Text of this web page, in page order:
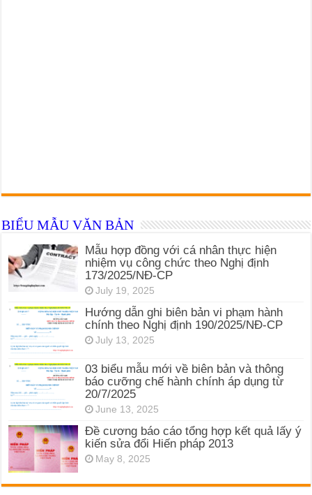
BIỂU MẪU VĂN BẢN
Mẫu hợp đồng với cá nhân thực hiện
nhiệm vụ công chức theo Nghị định
173/2025/NĐ-CP
July 19, 2025
Hướng dẫn ghi biên bản vi phạm hành
chính theo Nghị định 190/2025/NĐ-CP
July 13, 2025
03 biểu mẫu mới về biên bản và thông
báo cưỡng chế hành chính áp dụng từ
20/7/2025
June 13, 2025
Đề cương báo cáo tổng hợp kết quả lấy ý
kiến sửa đổi Hiến pháp 2013
May 8, 2025